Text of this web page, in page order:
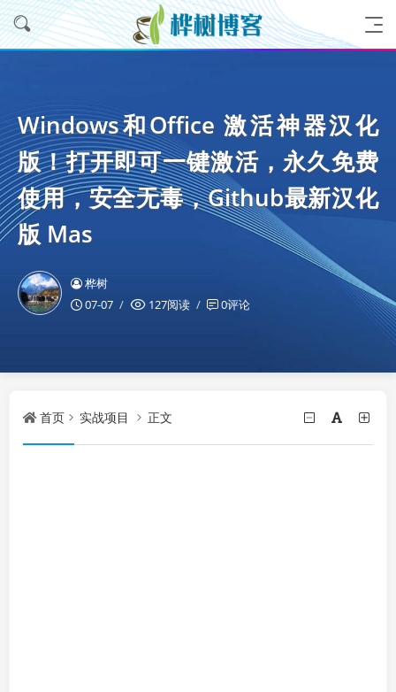
Windows和Office 激活神器汉化
版！打开即可一键激活，永久免费
使用，安全无毒，Github最新汉化
版 Mas
桦树
07-07
127阅读 0评论
首页 实战项目 正文